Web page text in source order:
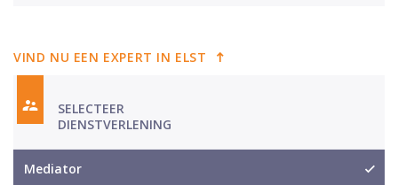
VIND NU EEN EXPERT IN ELST
SELECTEER
DIENSTVERLENING
Mediator